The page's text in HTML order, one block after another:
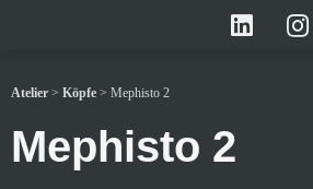
Atelier > Köpfe > Mephisto 2
Mephisto 2